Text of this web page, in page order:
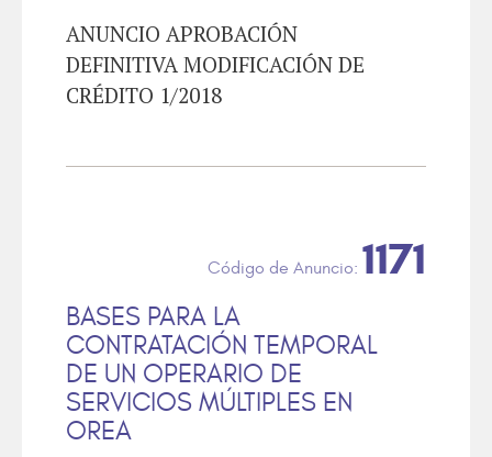
ANUNCIO APROBACIÓN
DEFINITIVA MODIFICACIÓN DE
CRÉDITO 1/2018
BASES PARA LA
CONTRATACIÓN TEMPORAL
DE UN OPERARIO DE
SERVICIOS MÚLTIPLES EN
OREA
1171